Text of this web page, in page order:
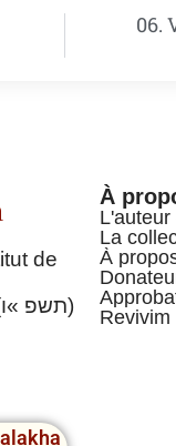
06.
de
© Tous droits réservés, 5786 (תשפ »ו)
À
La
À
Revivim